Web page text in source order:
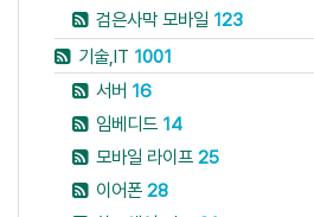
검은사막 모바일 123
기술,IT 1001
서버 16
임베디드 14
모바일 라이프 25
이어폰 28